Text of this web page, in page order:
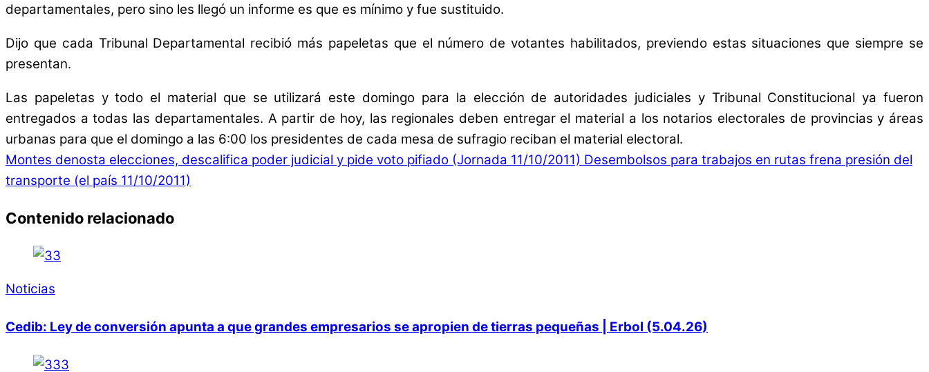
departamentales, pero sino les llegó un informe es que es mínimo y fue sustituido.
Dijo que cada Tribunal Departamental recibió más papeletas que el número de votantes habilitados, previendo estas situaciones que siempre se
presentan.
Las papeletas y todo el material que se utilizará este domingo para la elección de autoridades judiciales y Tribunal Constitucional ya fueron
entregados a todas las departamentales. A partir de hoy, las regionales deben entregar el material a los notarios electorales de provincias y áreas
urbanas para que el domingo a las 6:00 los presidentes de cada mesa de sufragio reciban el material electoral.
Montes denosta elecciones, descalifica poder judicial y pide voto pifiado (Jornada 11/10/2011) Desembolsos para trabajos en rutas frena presión del
transporte (el país 11/10/2011)
Contenido relacionado
Noticias
Cedib: Ley de conversión apunta a que grandes empresarios se apropien de tierras pequeñas | Erbol (5.04.26)